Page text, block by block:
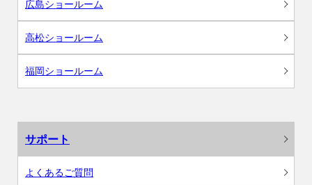
広島ショールーム
高松ショールーム
福岡ショールーム
サポート
よくあるご質問